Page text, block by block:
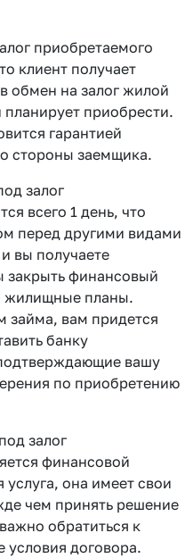
приобретаемого
клиент получает
обмен на залог жилой
приобрести.
гарантией
стороны заемщика.
залог
всего 1 день, что
перед другими видами
вы получаете
финансовый
жилищные планы.
займа, вам придется
банку
вашу
по приобретению
залог
финансовой
услуга, она имеет свои
чем принять решение
обратиться к
условия договора.